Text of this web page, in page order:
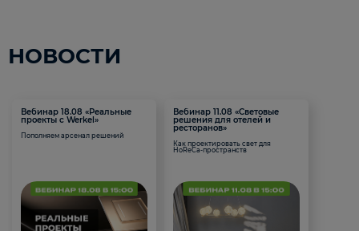
НОВОСТИ
Вебинар 18.08 «Реальные
проекты с Werkel»
Пополняем арсенал решений
Вебинар 11.08 «Световые
решения для отелей и
ресторанов»
Как проектировать свет для
HoReCa-пространств